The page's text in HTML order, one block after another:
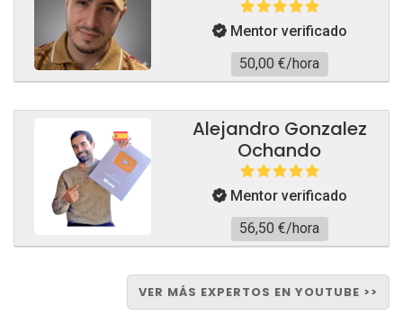
Mentor verificado
50,00 €/hora
Alejandro Gonzalez
Ochando
Mentor verificado
56,50 €/hora
VER MÁS EXPERTOS EN YOUTUBE >>